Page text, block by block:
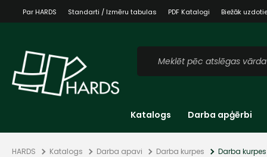
Par HARDS Standarti / Izmēru tabulas PDF Katalogi Biežāk
Katalogs Darba apģērbi
HARDS Katalogs Darba apavi Darba kurpes Darba kurpes